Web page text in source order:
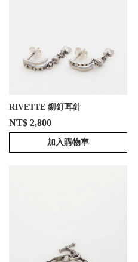
RIVETTE 鉚釘耳針
NT$ 2,800
加入購物車